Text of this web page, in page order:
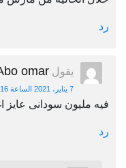
رد
يقول omar
7 يناير، 2021 الساعة 4:16 ص
فيه مليون سودانى عايز
رد